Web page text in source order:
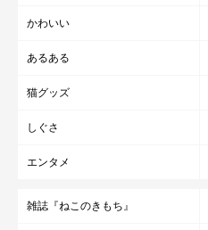
かわいい
あるある
猫グッズ
しぐさ
エンタメ
雑誌『ねこのきもち』